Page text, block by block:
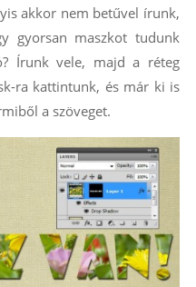
akkor nem betűvel írunk,
gyorsan maszkot tudunk
Írunk vele, majd a réteg
ra kattintunk, és már ki is
a szöveget.